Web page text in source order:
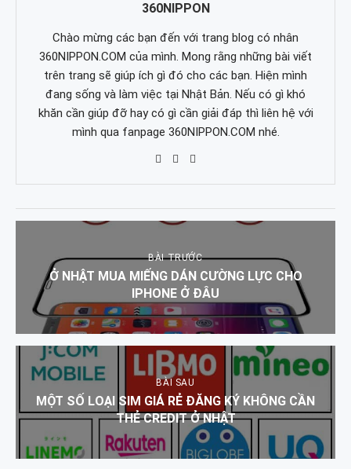
360NIPPON
Chào mừng các bạn đến với trang blog có nhân
360NIPPON.COM của mình. Mong rằng những bài viết
trên trang sẽ giúp ích gì đó cho các bạn. Hiện mình
đang sống và làm việc tại Nhật Bản. Nếu có gì khó
khăn cần giúp đỡ hay có gì cần giải đáp thì liên hệ với
mình qua fanpage 360NIPPON.COM nhé.
BÀI TRƯỚC
Ở NHẬT MUA MIẾNG DÁN CƯỜNG LỰC CHO
IPHONE Ở ĐÂU
BÀI SAU
MỘT SỐ LOẠI SIM GIÁ RẺ ĐĂNG KÝ KHÔNG CẦN
THẺ CREDIT Ở NHẬT